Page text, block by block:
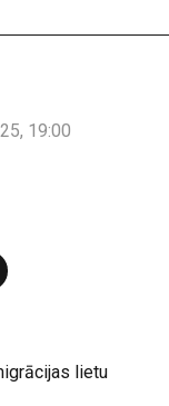
19:00
lietu